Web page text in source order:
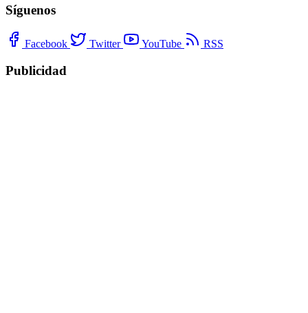
Síguenos
Facebook Twitter YouTube RSS
Publicidad